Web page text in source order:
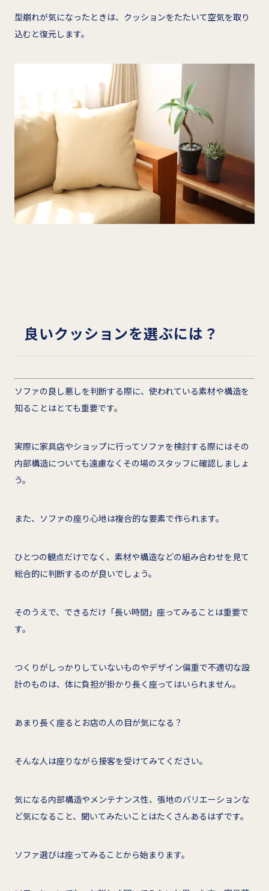
型崩れが気になったときは、クッションをたたいて空気を取り
込むと復元します。
良いクッションを選ぶには？
ソファの良し悪しを判断する際に、使われている素材や構造を
知ることはとても重要です。
実際に家具店やショップに行ってソファを検討する際にはその
内部構造についても遠慮なくその場のスタッフに確認しましょ
う。
また、ソファの座り心地は複合的な要素で作られます。
ひとつの観点だけでなく、素材や構造などの組み合わせを見て
総合的に判断するのが良いでしょう。
そのうえで、できるだけ「長い時間」座ってみることは重要で
す。
つくりがしっかりしていないものやデザイン偏重で不適切な設
計のものは、体に負担が掛かり長く座ってはいられません。
あまり長く座るとお店の人の目が気になる？
そんな人は座りながら接客を受けてみてください。
気になる内部構造やメンテナンス性、張地のバリエーションな
ど気になること、聞いてみたいことはたくさんあるはずです。
ソファ選びは座ってみることから始まります。